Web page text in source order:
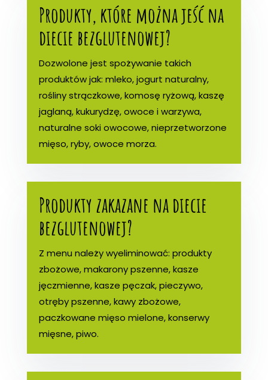
Produkty, które można jeść na
diecie bezglutenowej?
Dozwolone jest spożywanie takich
produktów jak: mleko, jogurt naturalny,
rośliny strączkowe, komosę ryżową, kaszę
jaglaną, kukurydzę, owoce i warzywa,
naturalne soki owocowe, nieprzetworzone
mięso, ryby, owoce morza.
Produkty zakazane na diecie
bezglutenowej?
Z menu należy wyeliminować: produkty
zbożowe, makarony pszenne, kasze
jęczmienne, kasze pęczak, pieczywo,
otręby pszenne, kawy zbożowe,
paczkowane mięso mielone, konserwy
mięsne, piwo.